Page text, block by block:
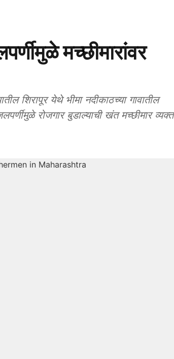
मच्छीमारांवर
येथे भीमा नदीकाठच्या गावातील
रोजगार बुडाल्याची खंत मच्छीमार व्यक्त